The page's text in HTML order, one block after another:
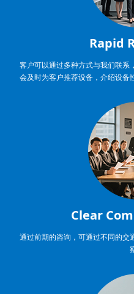
Rapid
客户可以通过多种方式与我们联系
会及时为客户推荐设备，介绍设备
Clear
通过前期的咨询，可通过不同的交